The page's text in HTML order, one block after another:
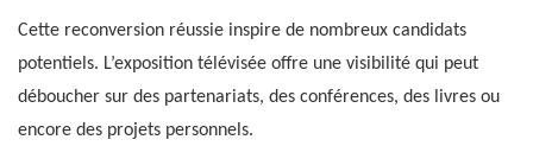
Cette reconversion réussie inspire de nombreux candidats
potentiels. L’exposition télévisée offre une visibilité qui peut
déboucher sur des partenariats, des conférences, des livres ou
encore des projets personnels.